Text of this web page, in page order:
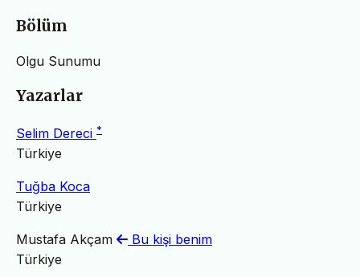
Bölüm
Olgu Sunumu
Yazarlar
Selim Dereci *
Türkiye
Tuğba Koca
Türkiye
Mustafa Akçam
Bu kişi benim
Türkiye